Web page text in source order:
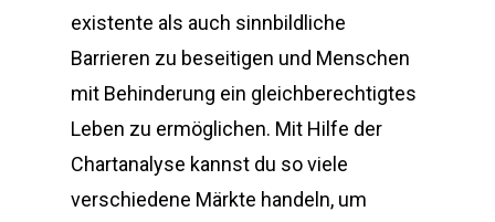
existente als auch sinnbildliche
Barrieren zu beseitigen und Menschen
mit Behinderung ein gleichberechtigtes
Leben zu ermöglichen. Mit Hilfe der
Chartanalyse kannst du so viele
verschiedene Märkte handeln, um